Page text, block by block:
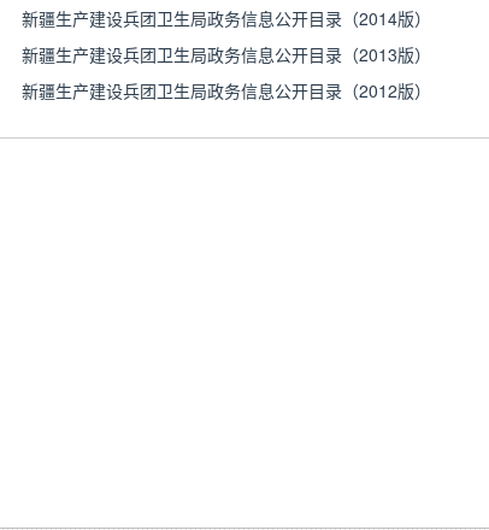
新疆生产建设兵团卫生局政务信息公开目录（2014版）
新疆生产建设兵团卫生局政务信息公开目录（2013版）
新疆生产建设兵团卫生局政务信息公开目录（2012版）